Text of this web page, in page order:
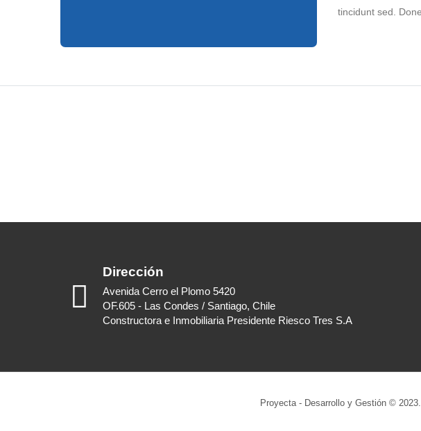
tincidunt sed.
Dirección
Avenida Cerro el Plomo 5420
OF.605 - Las Condes / Santiago, Chile
Constructora e Inmobiliaria Presidente Riesco Tres S.A
Proyecta - Desarrollo y Gestión ©